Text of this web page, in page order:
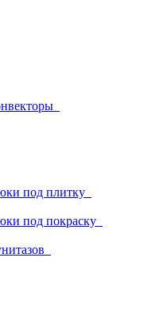
под плитку
под покраску